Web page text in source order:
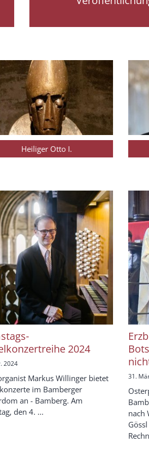
Heiliger Otto I.
2024
2024
Markus Willinger bietet
im Bamberger
an - Bamberg. Am
den 4. ...
31.
nach